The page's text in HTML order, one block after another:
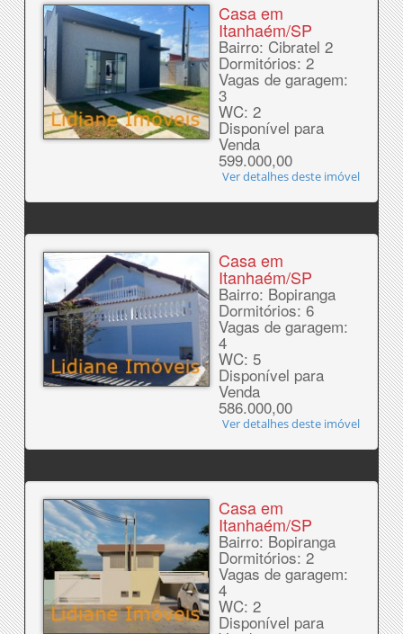
Casa em
Itanhaém/SP
Bairro: Cibratel 2
Dormitórios: 2
Vagas de garagem:
3
WC: 2
Disponível para
Venda
599.000,00
Ver detalhes deste imóvel
Casa em
Itanhaém/SP
Bairro: Bopiranga
Dormitórios: 6
Vagas de garagem:
4
WC: 5
Disponível para
Venda
586.000,00
Ver detalhes deste imóvel
Casa em
Itanhaém/SP
Bairro: Bopiranga
Dormitórios: 2
Vagas de garagem:
4
WC: 2
Disponível para